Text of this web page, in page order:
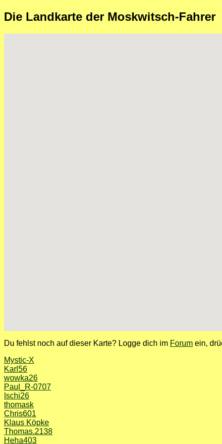
Die Landkarte der Moskwitsch-Fahrer
Du fehlst noch auf dieser Karte? Logge dich im Forum ein,
Mystic-X
Karl56
wowka26
Paul_R-0707
Ischi26
thomask
Chris601
Klaus Köpke
Thomas.2138
Heha403